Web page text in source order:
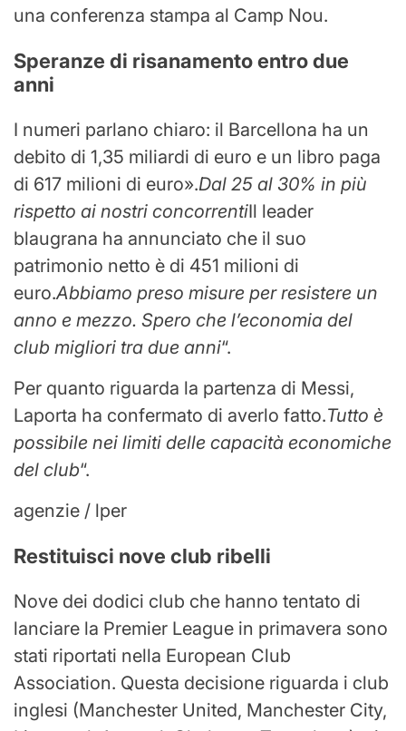
una conferenza stampa al Camp Nou.
Speranze di risanamento entro due
anni
I numeri parlano chiaro: il Barcellona ha un
debito di 1,35 miliardi di euro e un libro paga
di 617 milioni di euro».Dal 25 al 30% in più
rispetto ai nostri concorrentiIl leader
blaugrana ha annunciato che il suo
patrimonio netto è di 451 milioni di
euro.Abbiamo preso misure per resistere un
anno e mezzo. Spero che l’economia del
club migliori tra due anni“.
Per quanto riguarda la partenza di Messi,
Laporta ha confermato di averlo fatto.Tutto è
possibile nei limiti delle capacità economiche
del club“.
agenzie / lper
Restituisci nove club ribelli
Nove dei dodici club che hanno tentato di
lanciare la Premier League in primavera sono
stati riportati nella European Club
Association. Questa decisione riguarda i club
inglesi (Manchester United, Manchester City,